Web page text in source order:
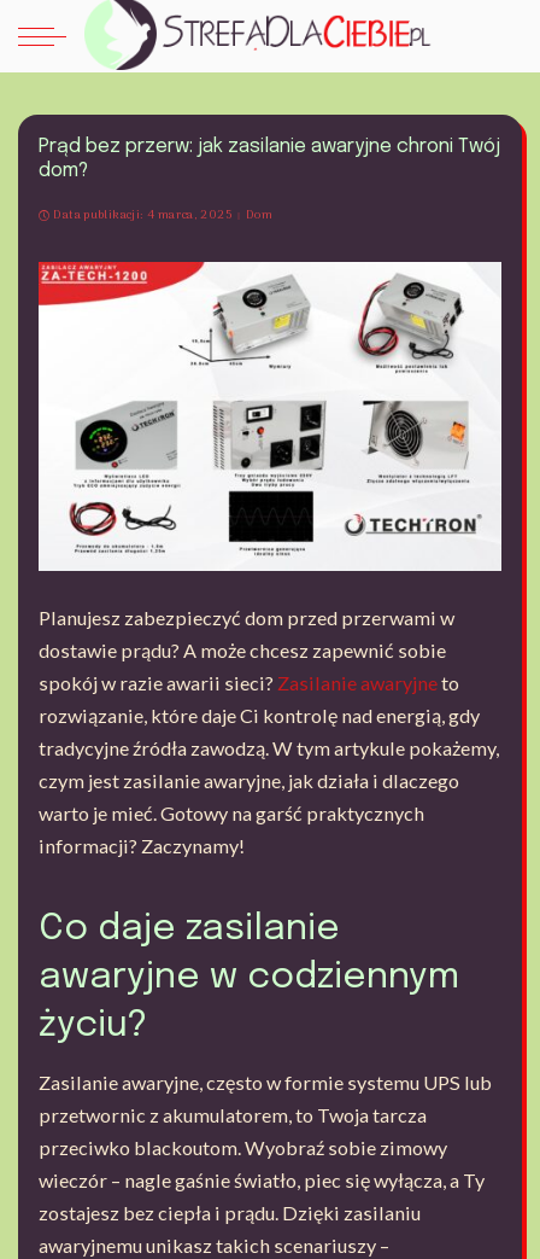
Prąd bez przerw: jak zasilanie awaryjne chroni Twój
dom?
Data publikacji: 4 marca, 2025 Dom
Planujesz zabezpieczyć dom przed przerwami w
dostawie prądu? A może chcesz zapewnić sobie
spokój w razie awarii sieci? Zasilanie awaryjneto
rozwiązanie, które daje Ci kontrolę nad energią, gdy
tradycyjne źródła zawodzą. W tym artykule pokażemy,
czym jest zasilanie awaryjne, jak działa i dlaczego
warto je mieć. Gotowy na garść praktycznych
informacji? Zaczynamy!
Co daje zasilanie
awaryjne w codziennym
życiu?
Zasilanie awaryjne, często w formie systemu UPS lub
przetwornic z akumulatorem, to Twoja tarcza
przeciwko blackoutom. Wyobraź sobie zimowy
wieczór – nagle gaśnie światło, piec się wyłącza, a Ty
zostajesz bez ciepła i prądu. Dzięki zasilaniu
awaryjnemu unikasz takich scenariuszy –